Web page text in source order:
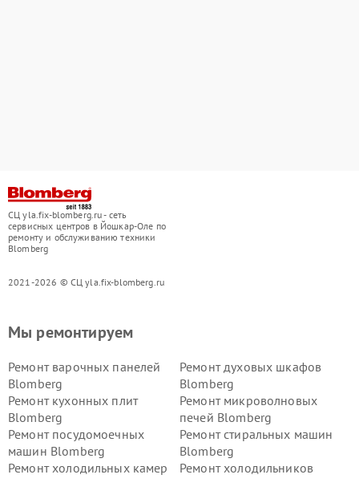
СЦ yla.fix-blomberg.ru - сеть
сервисных центров в Йошкар-Оле по
ремонту и обслуживанию техники
Blomberg
2021-2026 © СЦ yla.fix-blomberg.ru
Мы ремонтируем
Ремонт варочных панелей
Blomberg
Ремонт духовых шкафов
Blomberg
Ремонт кухонных плит
Blomberg
Ремонт микроволновых
печей Blomberg
Ремонт посудомоечных
машин Blomberg
Ремонт стиральных машин
Blomberg
Ремонт холодильных камер
Ремонт холодильников